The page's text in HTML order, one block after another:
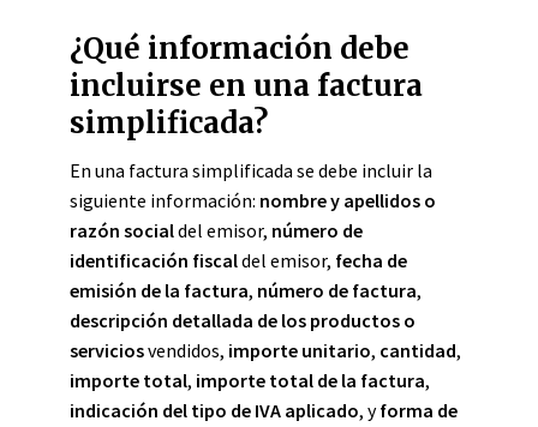
¿Qué información debe
incluirse en una factura
simplificada?
En una factura simplificada se debe incluir la
siguiente información: nombre y apellidos o
razón socialdel emisor, número de
identificación fiscaldel emisor, fecha de
emisión de la factura, número de factura,
descripción detallada de los productos o
serviciosvendidos, importe unitario, cantidad,
importe total, importe total de la factura,
indicación del tipo de IVA aplicado, yforma de